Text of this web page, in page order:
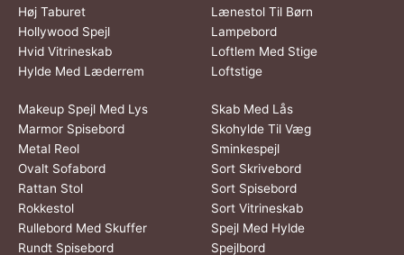
Høj Taburet
Hollywood Spejl
Hvid Vitrineskab
Hylde Med Læderrem
Lænestol Til Børn
Lampebord
Loftlem Med Stige
Loftstige
Makeup Spejl Med Lys
Marmor Spisebord
Metal Reol
Ovalt Sofabord
Rattan Stol
Rokkestol
Rullebord Med Skuffer
Rundt Spisebord
Skab Med Lås
Skohylde Til Væg
Sminkespejl
Sort Skrivebord
Sort Spisebord
Sort Vitrineskab
Spejl Med Hylde
Spejlbord